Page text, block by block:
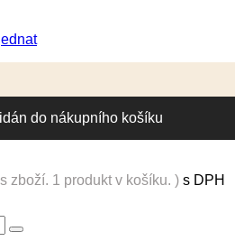
do nákupního košíku
zboží. 1 produkt v košíku. ) s DPH